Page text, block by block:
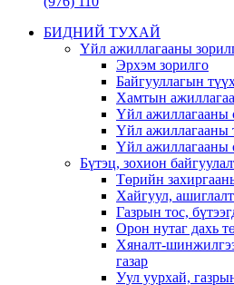
БИДНИЙ ТУХАЙ
Үйл ажиллагааны
Эрхэм зорилго
Байгууллагын
Хамтын ажиллагаа
Үйл ажиллагааны
Үйл ажиллагааны
Үйл ажиллагааны
Бүтэц, зохион
Төрийн
Хайгуул,
Газрын тос,
Орон нутаг дахь
Хяналт-
газар
Уул уурхай,